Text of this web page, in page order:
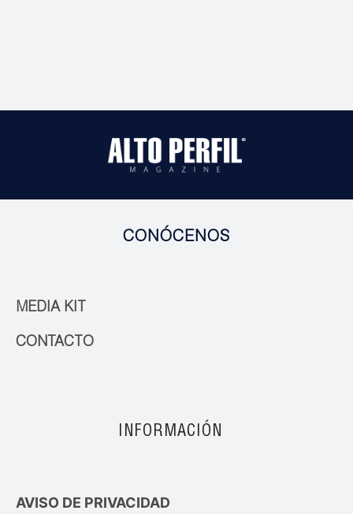
CONÓCENOS
MEDIA KIT
CONTACTO
INFORMACIÓN
AVISO DE PRIVACIDAD